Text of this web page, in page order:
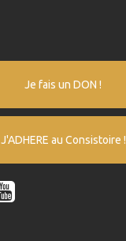
Je fais un DON !
J'ADHERE au Consistoire !